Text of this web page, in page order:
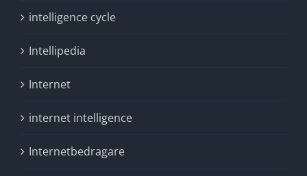
intelligence cycle
Intellipedia
Internet
internet intelligence
Internetbedragare